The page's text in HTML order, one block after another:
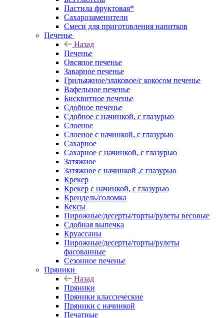
Пастила фруктовая*
Сахарозаменители
Смеси для приготовления напитков
Печенье
Назад
Печенье
Овсяное печенье
Заварное печенье
Грильяжное/злаковое/с кокосом печенье
Вафельное печенье
Бисквитное печенье
Сдобное печенье
Сдобное с начинкой, с глазурью
Слоеное
Слоеное с начинкой, с глазурью
Сахарное
Сахарное с начинкой, с глазурью
Затяжное
Затяжное с начинкой ,с глазурью
Крекер
Крекер с начинкой, с глазурью
Крендель/соломка
Кексы
Пирожные/десерты/торты/рулеты весовые
Сдобная выпечка
Круассаны
Пирожные/десерты/торты/рулеты
фасованные
Сезонное печенье
Пряники
Назад
Пряники
Пряники классические
Пряники с начинкой
Печатные